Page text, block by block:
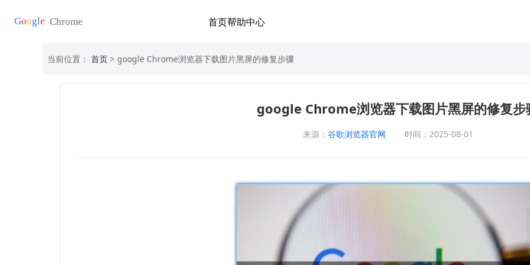
首页帮助中心
当前位置： 首页 > google Chrome浏览器下载图片黑屏的修复步骤
google Chrome浏览器下载图片黑屏的修复步
来源： 谷歌浏览器官网 时间：2025-08-01